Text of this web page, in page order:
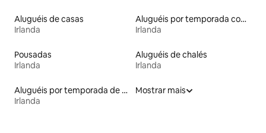
Aluguéis de casas
Irlanda
Aluguéis por temporada com banheira de hidromassagem
Irlanda
Pousadas
Irlanda
Aluguéis de chalés
Irlanda
Aluguéis por temporada de acomodações de luxo
Irlanda
Mostrar mais